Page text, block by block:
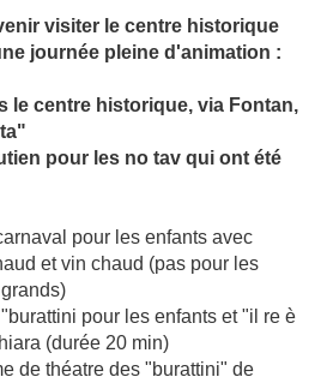
visiter le centre historique
journée pleine d'animation :
le centre historique, via Fontan,
pour les no tav qui ont été
pour les enfants avec
et vin chaud (pas pour les
pour les enfants et "il re è
(durée 20 min)
de théatre des "burattini" de